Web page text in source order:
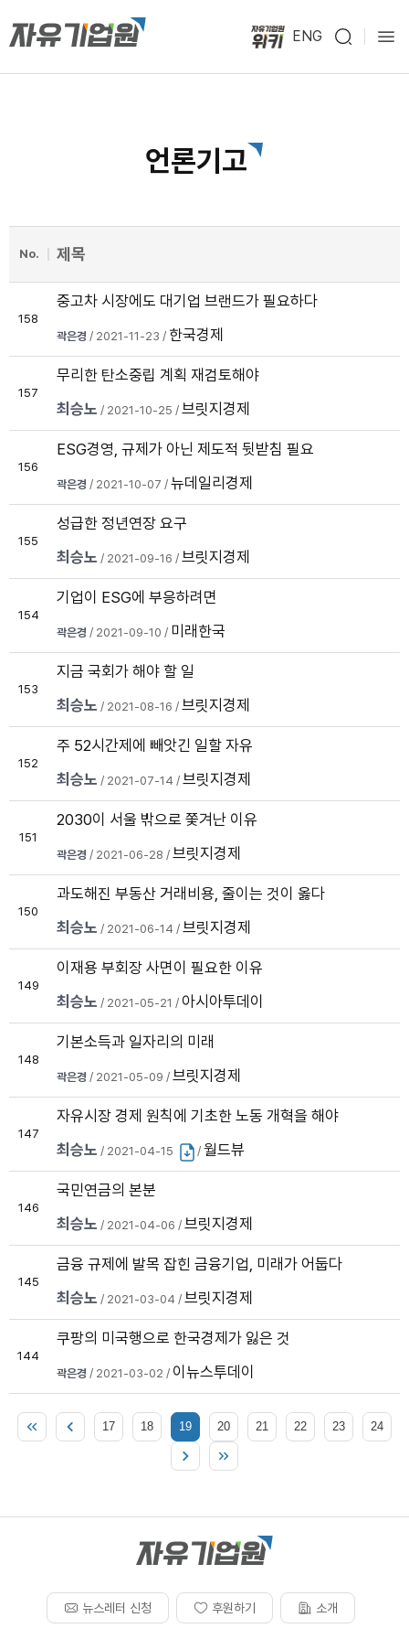
ENG
언론기고
No. 제목
158
중고차 시장에도 대기업 브랜드가 필요하다
곽은경 / 2021-11-23 / 한국경제
157
무리한 탄소중립 계획 재검토해야
최승노 / 2021-10-25 / 브릿지경제
156
ESG경영, 규제가 아닌 제도적 뒷받침 필요
곽은경 / 2021-10-07 / 뉴데일리경제
155
성급한 정년연장 요구
최승노 / 2021-09-16 / 브릿지경제
154
기업이 ESG에 부응하려면
곽은경 / 2021-09-10 / 미래한국
153
지금 국회가 해야 할 일
최승노 / 2021-08-16 / 브릿지경제
152
주 52시간제에 빼앗긴 일할 자유
최승노 / 2021-07-14 / 브릿지경제
151
2030이 서울 밖으로 쫓겨난 이유
곽은경 / 2021-06-28 / 브릿지경제
150
과도해진 부동산 거래비용, 줄이는 것이 옳다
최승노 / 2021-06-14 / 브릿지경제
149
이재용 부회장 사면이 필요한 이유
최승노 / 2021-05-21 / 아시아투데이
148
기본소득과 일자리의 미래
곽은경 / 2021-05-09 / 브릿지경제
147
자유시장 경제 원칙에 기초한 노동 개혁을 해야
최승노 / 2021-04-15 / 월드뷰
146
국민연금의 본분
최승노 / 2021-04-06 / 브릿지경제
145
금융 규제에 발목 잡힌 금융기업, 미래가 어둡다
최승노 / 2021-03-04 / 브릿지경제
144
쿠팡의 미국행으로 한국경제가 잃은 것
곽은경 / 2021-03-02 / 이뉴스투데이
17 18 19 20 21 22 23 24
뉴스레터 신청 후원하기 소개